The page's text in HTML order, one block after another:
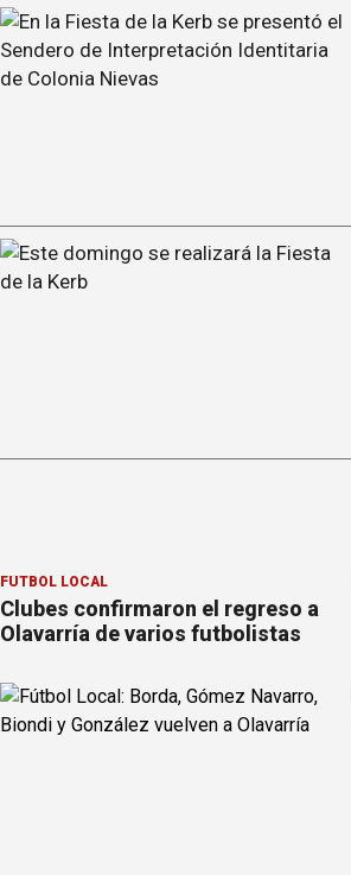
FÚTBOL LOCAL
Clubes confirmaron el regreso a
Olavarría de varios futbolistas